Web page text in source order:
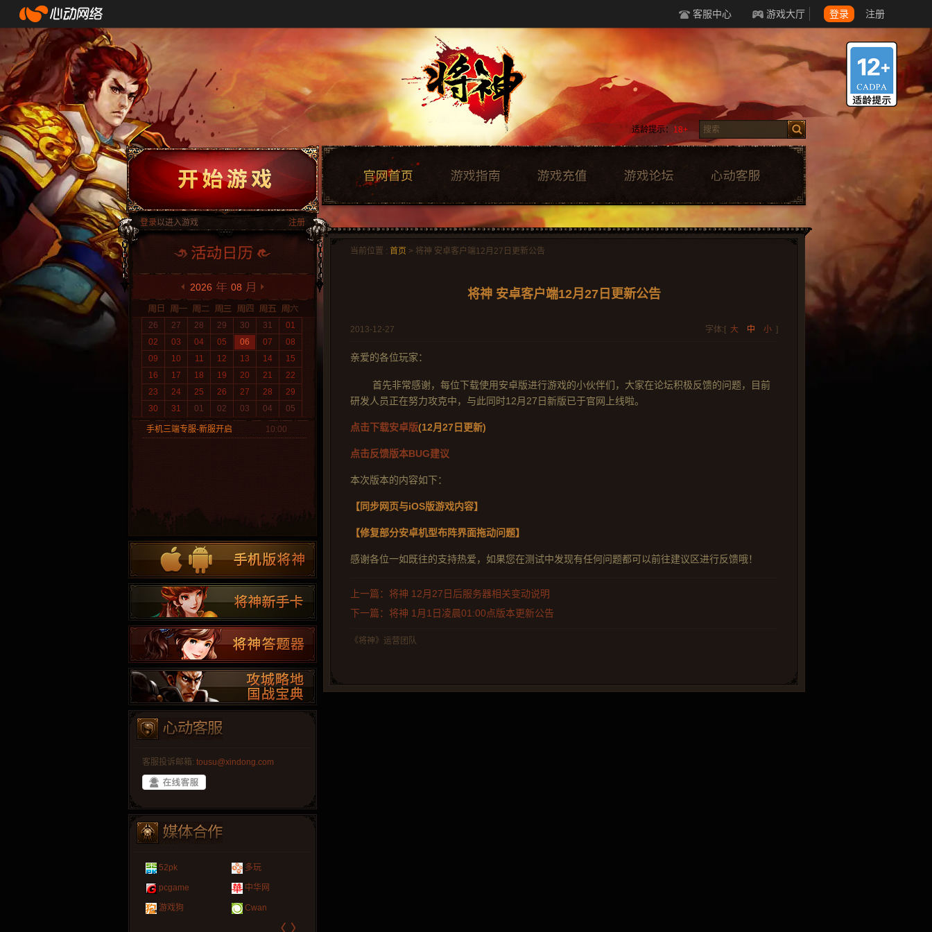
客服中心 游戏大厅 登录 注册
适龄提示： 18+
登录以进入游戏 注册
2026 08
26 27 28 29 30 31
01
02
03 04 05 06 07
08
09
10 11 12 13 14
15
16
17 18 19 20 21
22
23
24 25 26 27 28
29
30
31 01 02 03 04 05
手机三端专服-新服开启 10:00
客服投诉邮箱: tousu@xindong.com
52pk 多玩
pcgame 中华网
游戏狗 Cwan
〈 〉
当前位置 : 首页 > 将神 安卓客户端12月27日更新公告
将神 安卓客户端12月27日更新公告
2013-12-27 字体:[ 大 中 小 ]
亲爱的各位玩家：
首先非常感谢，每位下载使用安卓版进行游戏的小伙伴们，大家在论坛积极反馈的问题，目前
研发人员正在努力攻克中，与此同时12月27日新版已于官网上线啦。
点击下载安卓版(12月27日更新)
点击反馈版本BUG建议
本次版本的内容如下：
【同步网页与iOS版游戏内容】
【修复部分安卓机型布阵界面拖动问题】
感谢各位一如既往的支持热爱，如果您在测试中发现有任何问题都可以前往建议区进行反馈哦！
上一篇：将神 12月27日后服务器相关变动说明
下一篇：将神 1月1日凌晨01:00点版本更新公告
《将神》运营团队